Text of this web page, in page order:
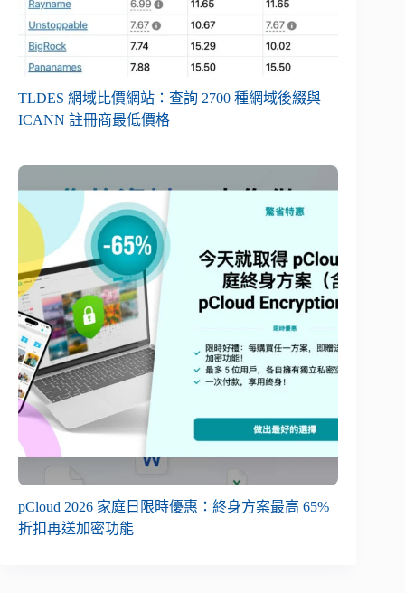
TLDES 網域比價網站：查詢 2700 種網域後綴與
ICANN 註冊商最低價格
pCloud 2026 家庭日限時優惠：終身方案最高 65%
折扣再送加密功能